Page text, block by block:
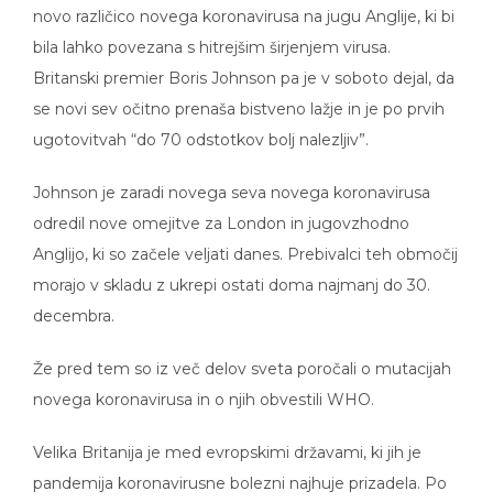
novo različico novega koronavirusa na jugu Anglije, ki bi
bila lahko povezana s hitrejšim širjenjem virusa.
Britanski premier Boris Johnson pa je v soboto dejal, da
se novi sev očitno prenaša bistveno lažje in je po prvih
ugotovitvah “do 70 odstotkov bolj nalezljiv”.
Johnson je zaradi novega seva novega koronavirusa
odredil nove omejitve za London in jugovzhodno
Anglijo, ki so začele veljati danes. Prebivalci teh območij
morajo v skladu z ukrepi ostati doma najmanj do 30.
decembra.
Že pred tem so iz več delov sveta poročali o mutacijah
novega koronavirusa in o njih obvestili WHO.
Velika Britanija je med evropskimi državami, ki jih je
pandemija koronavirusne bolezni najhuje prizadela. Po